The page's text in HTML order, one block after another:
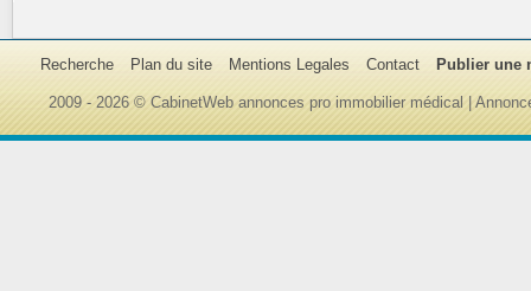
Recherche Plan du site Mentions Legales Contact Publier une
2009 - 2026 © CabinetWeb annonces pro immobilier médical |